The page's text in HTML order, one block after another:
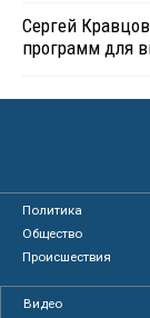
Сергей
программ для
Политика
Общество
Происшествия
Видео